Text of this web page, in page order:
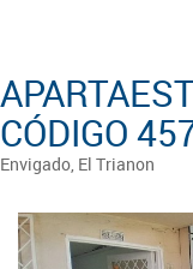
CÓDIGO
Envigado, El Trianon